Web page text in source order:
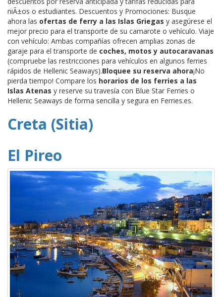
niÃ±os o estudiantes. Descuentos y Promociones: Busque
ahora las ofertas de ferry a las Islas Griegas y asegúrese el
mejor precio para el transporte de su camarote o vehículo. Viaje
con vehículo: Ambas compañías ofrecen amplias zonas de
garaje para el transporte de coches, motos y autocaravanas
(compruebe las restricciones para vehículos en algunos ferries
rápidos de Hellenic Seaways).Bloquee su reserva ahora¡No
pierda tiempo! Compare los horarios de los ferries a las
Islas Atenas y reserve su travesía con Blue Star Ferries o
Hellenic Seaways de forma sencilla y segura en Ferries.es.
Creta (Sitia)
El Pireo